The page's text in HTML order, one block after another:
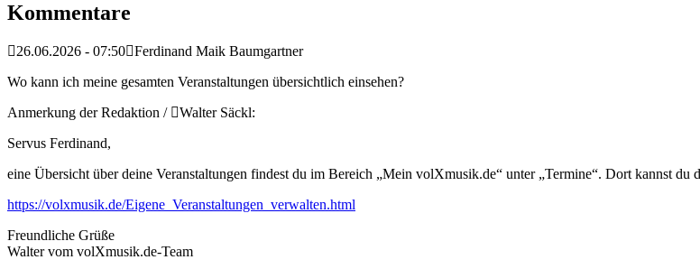
Kommentare
26.06.2026 - 07:50 Ferdinand Maik Baumgartner
Wo kann ich meine gesamten Veranstaltungen übersichtlich einsehen?
Anmerkung der Redaktion /
Walter Säckl:
Servus Ferdinand,
eine Übersicht über deine Veranstaltungen findest du im Bereich „Mein volXmusik.de“ unter „Termine“. Dort kannst du
https://volxmusik.de/Eigene_Veranstaltungen_verwalten.html
Freundliche Grüße
Walter vom volXmusik.de-Team